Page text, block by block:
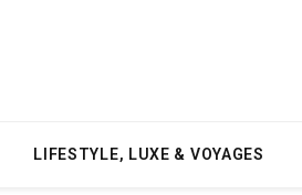
LIFESTYLE, LUXE & VOYAGES